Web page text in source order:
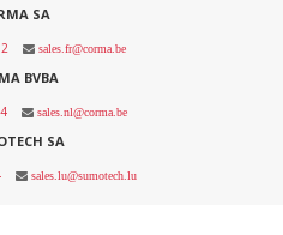
SA
sales.fr@corma.be
BVBA
sales.nl@corma.be
SA
sales.lu@sumotech.lu